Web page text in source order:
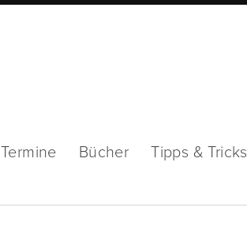
Termine Bücher Tipps & Tricks